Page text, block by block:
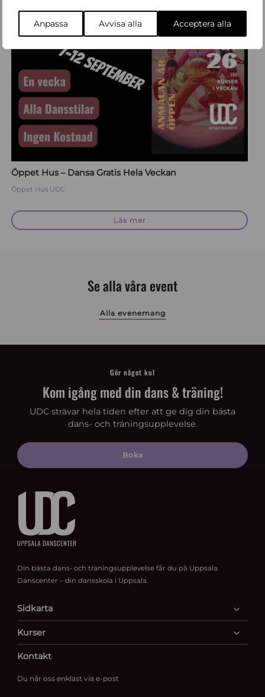
Anpassa Avvisa alla Acceptera alla
Öppet Hus – Dansa Gratis Hela Veckan
Öppet Hus UDC
Läs mer
Se alla våra event
Alla evenemang
Gör något kul
Kom igång med din dans & träning!
UDC strävar hela tiden efter att ge dig din bästa
dans- och träningsupplevelse.
Boka
Din bästa dans- och träningsupplevelse får du på Uppsala
Danscenter – din dansskola i Uppsala.
Sidkarta
Kurser
Kontakt
Du når oss enklast via e-post